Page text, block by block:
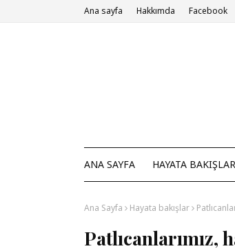
Ana sayfa Hakkımda Facebook
ANA SAYFA HAYATA BAKIŞLAR
Ana Sayfa Hayata bakışlar
Patlıcanlarımız,